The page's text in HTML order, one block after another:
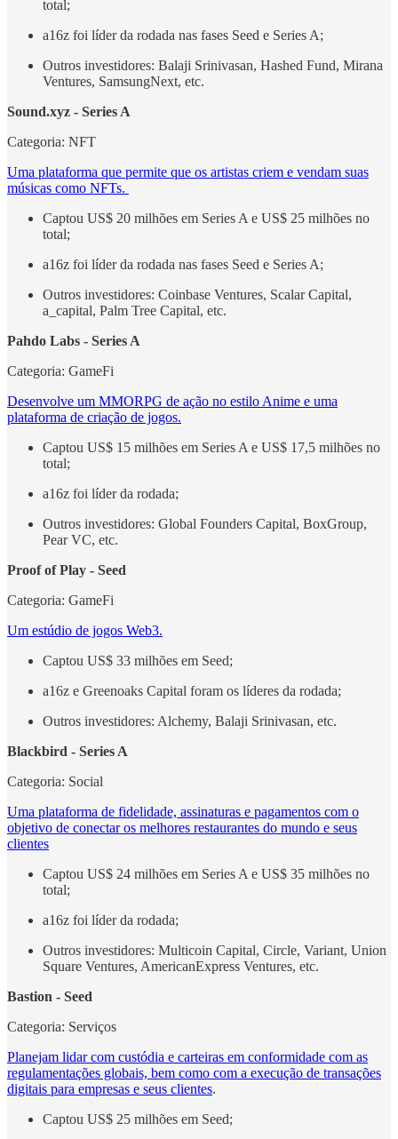
total;
a16z foi líder da rodada nas fases Seed e Series A;
Outros investidores: Balaji Srinivasan, Hashed Fund, Mirana
Ventures, SamsungNext, etc.
Sound.xyz - Series A
Categoria: NFT
Uma plataforma que permite que os artistas criem e vendam suas
músicas como NFTs.
Captou US$ 20 milhões em Series A e US$ 25 milhões no
total;
a16z foi líder da rodada nas fases Seed e Series A;
Outros investidores: Coinbase Ventures, Scalar Capital,
a_capital, Palm Tree Capital, etc.
Pahdo Labs - Series A
Categoria: GameFi
Desenvolve um MMORPG de ação no estilo Anime e uma
plataforma de criação de jogos.
Captou US$ 15 milhões em Series A e US$ 17,5 milhões no
total;
a16z foi líder da rodada;
Outros investidores: Global Founders Capital, BoxGroup,
Pear VC, etc.
Proof of Play - Seed
Categoria: GameFi
Um estúdio de jogos Web3.
Captou US$ 33 milhões em Seed;
a16z e Greenoaks Capital foram os líderes da rodada;
Outros investidores: Alchemy, Balaji Srinivasan, etc.
Blackbird - Series A
Categoria: Social
Uma plataforma de fidelidade, assinaturas e pagamentos com o
objetivo de conectar os melhores restaurantes do mundo e seus
clientes
Captou US$ 24 milhões em Series A e US$ 35 milhões no
total;
a16z foi líder da rodada;
Outros investidores: Multicoin Capital, Circle, Variant, Union
Square Ventures, AmericanExpress Ventures, etc.
Bastion - Seed
Categoria: Serviços
Planejam lidar com custódia e carteiras em conformidade com as
regulamentações globais, bem como com a execução de transações
digitais para empresas e seus clientes.
Captou US$ 25 milhões em Seed;